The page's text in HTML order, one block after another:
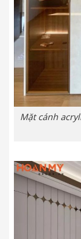
Mặt cánh